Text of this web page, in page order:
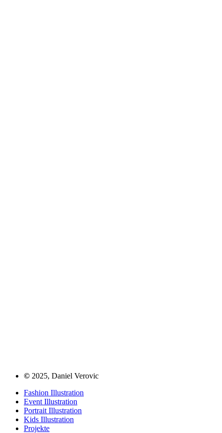
© 2025, Daniel Verovic
Fashion Illustration
Event Illustration
Portrait Illustration
Kids Illustration
Projekte